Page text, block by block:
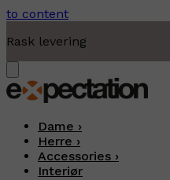
to content
Moderne fritidsklær
Dame ›
Herre ›
Accessories ›
Interiør